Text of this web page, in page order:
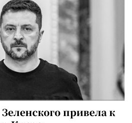
привела к